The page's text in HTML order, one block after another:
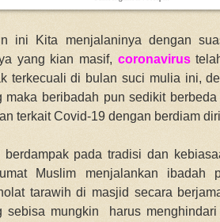
ini Kita menjalaninya dengan
yang kian masif, coronavirus
terkecuali di bulan suci mulia ini,
maka beribadah pun sedikit
terkait Covid-19 dengan berdiam
berdampak pada tradisi dan
Muslim menjalankan ibadah
tarawih di masjid secara
sebisa mungkin harus